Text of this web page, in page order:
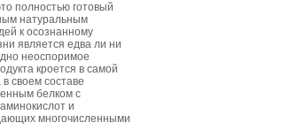
полностью готовый
натуральным
к осознанному
является едва ли ни
неоспоримое
кроется в самой
своем составе
белком с
и
многочисленными